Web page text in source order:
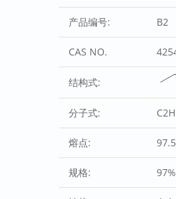
产品编号: B2
CAS NO.
结构式:
分子式:
熔点:
规格: 97%